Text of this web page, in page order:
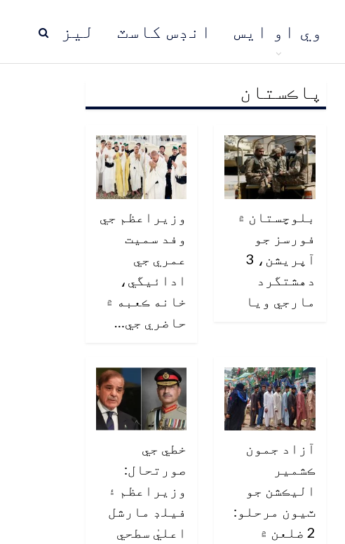
ليز انڊس کاسٽ وي او ايس
پاڪستان مُنڍ
پاڪستان
بلوچستان ۾
فورسز جو
آپريشن، 3
دهشتگرد
مارجي ويا
وزيراعظم جي
وفد سميت
عمري جي
ادائيگي،
خانه ڪعبه ۾
حاضري جي…
آزاد جمون
ڪشمير
اليڪشن جو
ٽيون مرحلو:
2 ضلعن ۾
خطي جي
صورتحال:
وزيراعظم ۽
فيلڊ مارشل
اعليٰ سطحي